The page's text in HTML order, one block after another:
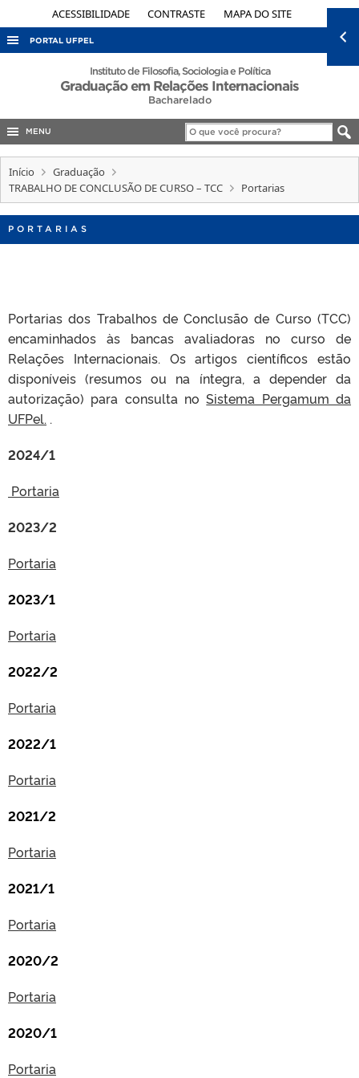
ACESSIBILIDADE CONTRASTE MAPA DO SITE
PORTAL UFPEL
ACESSO À INFORMAÇÃO
EDITAIS
INTERNACIONAL
OUVIDORIA
Instituto de Filosofia, Sociologia e Política
Graduação em Relações Internacionais
Bacharelado
MENU
Início
Graduação
TRABALHO DE CONCLUSÃO DE CURSO – TCC
Portarias
PORTARIAS
Portarias dos Trabalhos de Conclusão de Curso (TCC)
encaminhados às bancas avaliadoras no curso de
Relações Internacionais. Os artigos científicos estão
disponíveis (resumos ou na íntegra, a depender da
autorização) para consulta noSistema Pergamum da
UFPel. .
2024/1
Portaria
2023/2
Portaria
2023/1
Portaria
2022/2
Portaria
2022/1
Portaria
2021/2
Portaria
2021/1
Portaria
2020/2
Portaria
2020/1
Portaria